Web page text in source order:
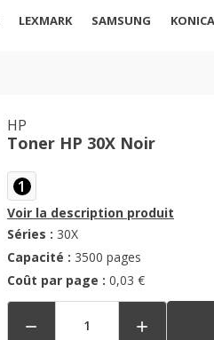
LEXMARK SAMSUNG KONICA
HP
Toner HP 30X Noir
1
Voir la description produit
Séries : 30X
Capacité : 3500 pages
Coût par page : 0,03 €
 